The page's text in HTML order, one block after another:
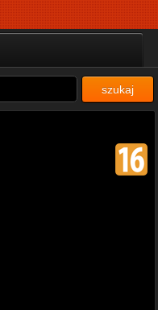
szukaj